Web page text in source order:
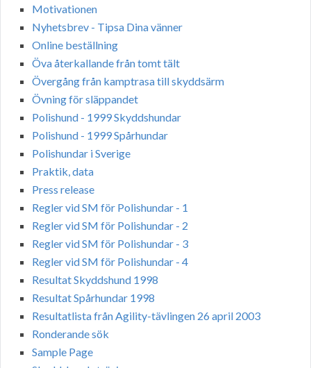
Motivationen
Nyhetsbrev - Tipsa Dina vänner
Online beställning
Öva återkallande från tomt tält
Övergång från kamptrasa till skyddsärm
Övning för släppandet
Polishund - 1999 Skyddshundar
Polishund - 1999 Spårhundar
Polishundar i Sverige
Praktik, data
Press release
Regler vid SM för Polishundar - 1
Regler vid SM för Polishundar - 2
Regler vid SM för Polishundar - 3
Regler vid SM för Polishundar - 4
Resultat Skyddshund 1998
Resultat Spårhundar 1998
Resultatlista från Agility-tävlingen 26 april 2003
Ronderande sök
Sample Page